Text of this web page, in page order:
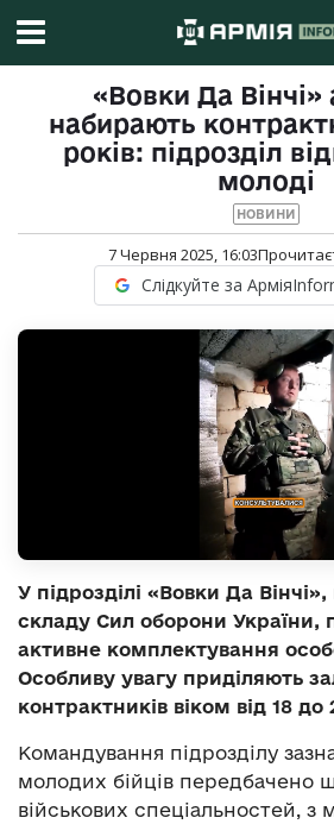
«Вовки Да Вінчі»
набирають
років: підрозділ
молоді
НОВИНИ
7 Червня 2025, 16:03
Слідкуйте за
У підрозділі «Вовки Да
складу Сил оборони України,
активне комплектування
Особливу увагу приділяють
контрактників віком від 18 до
Командування підрозділу
молодих бійців передбачено
військових спеціальностей, з